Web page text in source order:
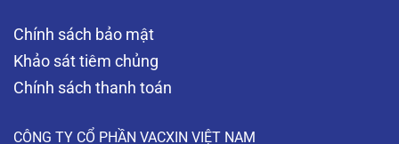
Chính sách bảo mật
Khảo sát tiêm chủng
Chính sách thanh toán
CÔNG TY CỔ PHẦN VACXIN VIỆT NAM